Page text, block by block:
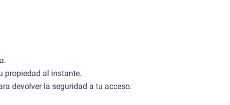
propiedad al instante.
devolver la seguridad a tu acceso.